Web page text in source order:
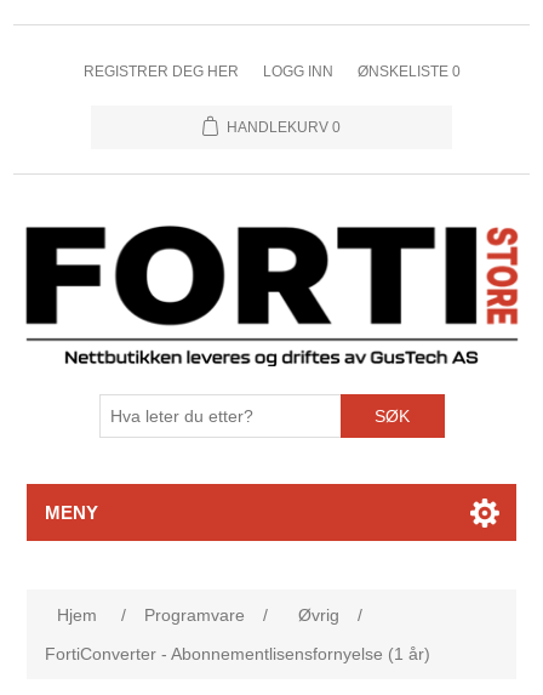
REGISTRER DEG HER LOGG INN ØNSKELISTE 0
HANDLEKURV 0
SØK
MENY
Hjem / Programvare / Øvrig
/
FortiConverter - Abonnementlisensfornyelse (1 år)